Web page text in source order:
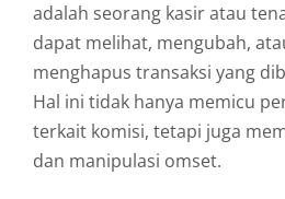
adalah seorang kasir atau
dapat melihat, mengubah,
menghapus transaksi yang
Hal ini tidak hanya memicu
terkait komisi, tetapi juga
dan manipulasi omset.